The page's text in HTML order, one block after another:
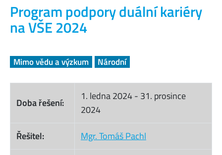
Program podpory duální kariéry
na VŠE 2024
Mimo vědu a výzkum Národní
Doba řešení:
1. ledna 2024- 31. prosince
2024
Řešitel:
Mgr. Tomáš Pachl